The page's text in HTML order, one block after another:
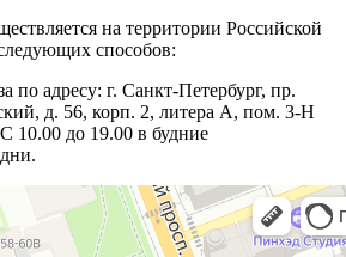
на территории Российской
способов:
по адресу: г. Санкт-Петербург, пр.
д. 56, корп. 2, литера А, пом. 3-Н
10.00 до 19.00 в будние